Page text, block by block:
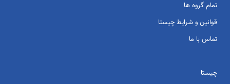
تمام گروه ها
قوانین و شرایط چیستا
تماس با ما
چیستا